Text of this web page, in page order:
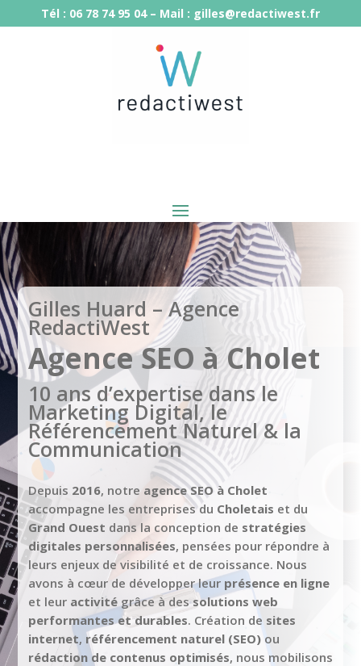
Tél : 06 78 74 95 04 – Mail : gilles@redactiwest.fr
Gilles Huard – Agence
RedactiWest
Agence SEO à Cholet
10 ans d’expertise dans le
Marketing Digital, le
Référencement Naturel & la
Communication
Depuis 2016, notre agence SEO à Cholet
accompagne les entreprises du Choletais et du
Grand Ouest dans la conception de stratégies
digitales personnalisées, pensées pour répondre à
leurs enjeux de visibilité et de croissance. Nous
avons à cœur de développer leur présence en ligne
et leur activitégrâce à dessolutions web
performantes et durables. Création de sites
internet, référencement naturel (SEO)ou
rédaction de contenus optimisés, nous mobilisons